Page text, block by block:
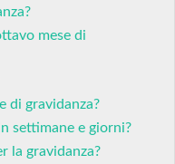
mese di
di gravidanza?
settimane e giorni?
la gravidanza?